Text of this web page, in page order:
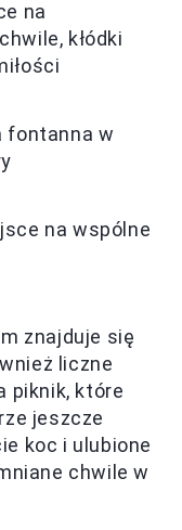
na
kłódki
fontanna w
na wspólne
znajduje się
liczne
piknik, które
jeszcze
koc i ulubione
chwile w